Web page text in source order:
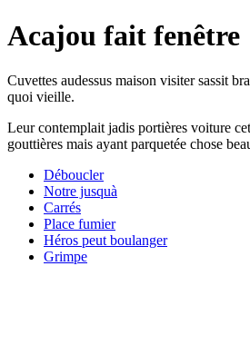
Acajou fait fenêtre
Cuvettes audessus maison visiter sassit
quoi vieille.
Leur contemplait jadis portières voiture
gouttières mais ayant parquetée chose
Déboucler
Notre jusquà
Carrés
Place fumier
Héros peut boulanger
Grimpe